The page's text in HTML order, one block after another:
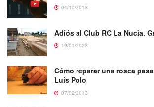
04/10/2013
Adiós al Club RC La Nucia.
19/01/2023
Cómo reparar una rosca
Luis Polo
07/02/2013